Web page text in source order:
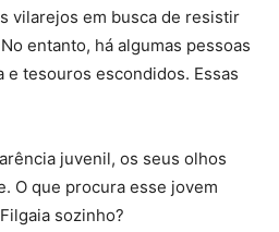
vilarejos em busca de resistir
entanto, há algumas pessoas
tesouros escondidos. Essas
juvenil, os seus olhos
O que procura esse jovem
sozinho?